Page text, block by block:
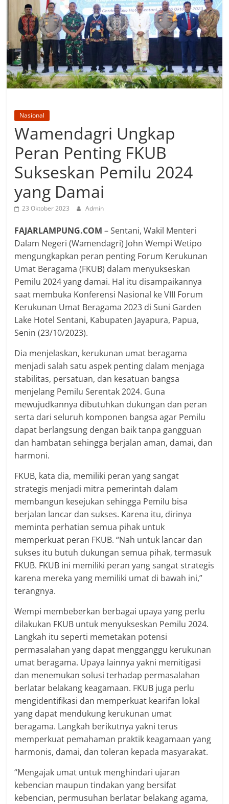
Nasional
Wamendagri Ungkap
Peran Penting FKUB
Sukseskan Pemilu 2024
yang Damai
23 Oktober 2023 Admin
FAJARLAMPUNG.COM– Sentani, Wakil Menteri
Dalam Negeri (Wamendagri) John Wempi Wetipo
mengungkapkan peran penting Forum Kerukunan
Umat Beragama (FKUB) dalam menyukseskan
Pemilu 2024 yang damai. Hal itu disampaikannya
saat membuka Konferensi Nasional ke VIII Forum
Kerukunan Umat Beragama 2023 di Suni Garden
Lake Hotel Sentani, Kabupaten Jayapura, Papua,
Senin (23/10/2023).
Dia menjelaskan, kerukunan umat beragama
menjadi salah satu aspek penting dalam menjaga
stabilitas, persatuan, dan kesatuan bangsa
menjelang Pemilu Serentak 2024. Guna
mewujudkannya dibutuhkan dukungan dan peran
serta dari seluruh komponen bangsa agar Pemilu
dapat berlangsung dengan baik tanpa gangguan
dan hambatan sehingga berjalan aman, damai, dan
harmoni.
FKUB, kata dia, memiliki peran yang sangat
strategis menjadi mitra pemerintah dalam
membangun kesejukan sehingga Pemilu bisa
berjalan lancar dan sukses. Karena itu, dirinya
meminta perhatian semua pihak untuk
memperkuat peran FKUB. “Nah untuk lancar dan
sukses itu butuh dukungan semua pihak, termasuk
FKUB. FKUB ini memiliki peran yang sangat strategis
karena mereka yang memiliki umat di bawah ini,”
terangnya.
Wempi membeberkan berbagai upaya yang perlu
dilakukan FKUB untuk menyukseskan Pemilu 2024.
Langkah itu seperti memetakan potensi
permasalahan yang dapat mengganggu kerukunan
umat beragama. Upaya lainnya yakni memitigasi
dan menemukan solusi terhadap permasalahan
berlatar belakang keagamaan. FKUB juga perlu
mengidentifikasi dan memperkuat kearifan lokal
yang dapat mendukung kerukunan umat
beragama. Langkah berikutnya yakni terus
memperkuat pemahaman praktik keagamaan yang
harmonis, damai, dan toleran kepada masyarakat.
“Mengajak umat untuk menghindari ujaran
kebencian maupun tindakan yang bersifat
kebencian, permusuhan berlatar belakang agama,